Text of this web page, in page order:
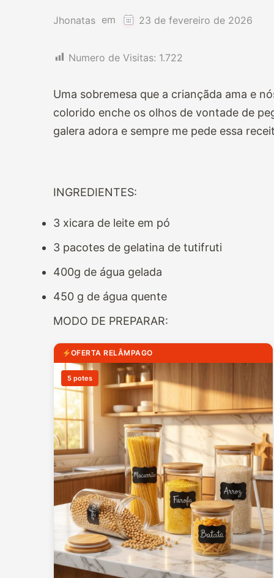
Jhonatas em 23 de fevereiro de 2026
Numero de Visitas: 1.722
Uma sobremesa que a criançãda ama e
colorido enche os olhos de vontade de
galera adora e sempre me pede essa
INGREDIENTES:
3 xicara de leite em pó
3 pacotes de gelatina de tutifruti
400g de água gelada
450 g de água quente
MODO DE PREPARAR:
OFERTA RELÂMPAGO
5 potes